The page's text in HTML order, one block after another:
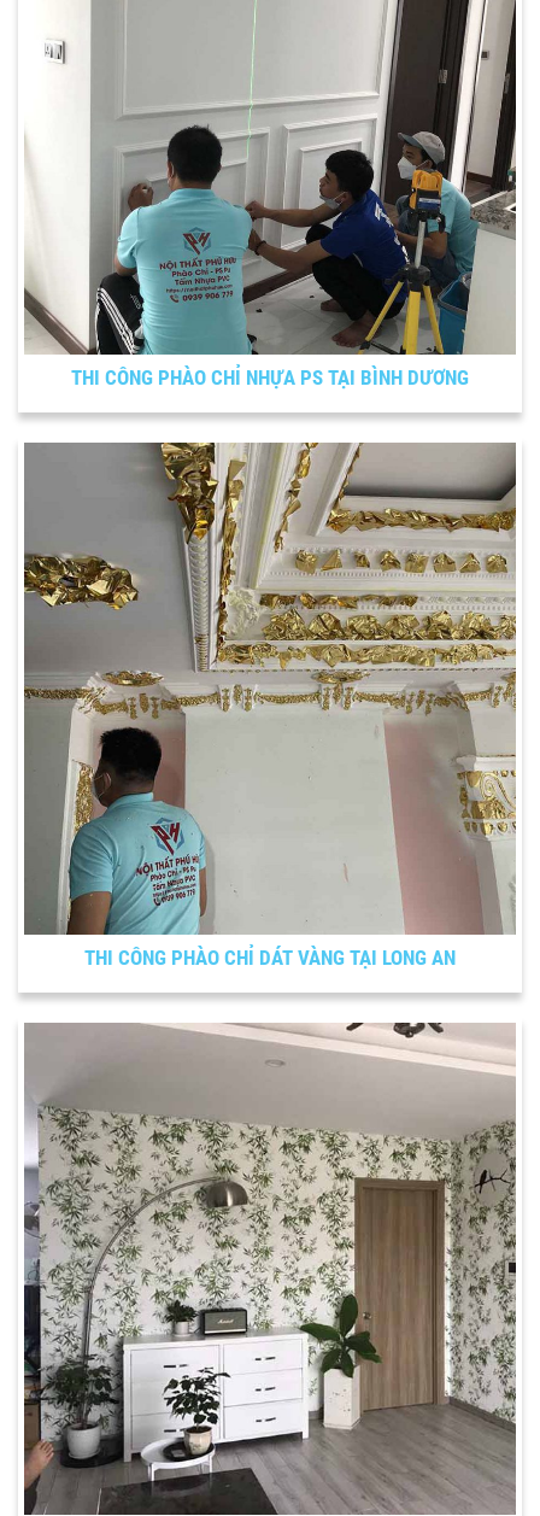
THI CÔNG PHÀO CHỈ NHỰA PS TẠI BÌNH DƯƠNG
THI CÔNG PHÀO CHỈ DÁT VÀNG TẠI LONG AN